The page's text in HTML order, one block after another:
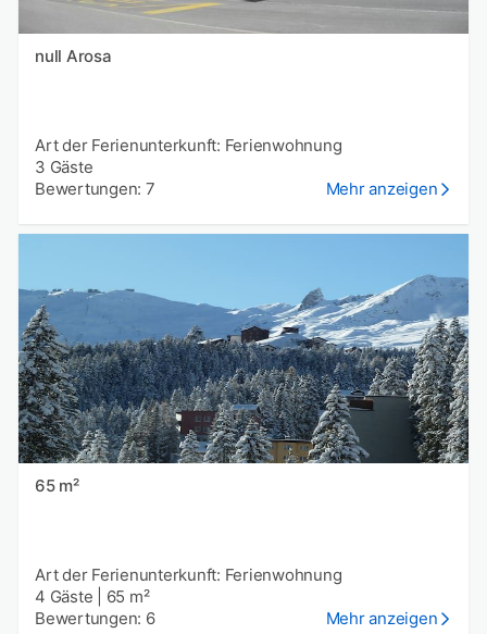
null Arosa
Art der Ferienunterkunft: Ferienwohnung
3 Gäste
Bewertungen: 7
Mehr anzeigen
65 m²
Art der Ferienunterkunft: Ferienwohnung
4 Gäste
65 m²
Bewertungen: 6
Mehr anzeigen